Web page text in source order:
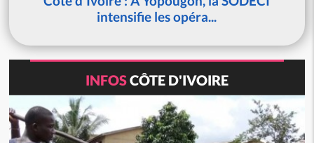
intensifie les opéra...
INFOSCÔTE D'IVOIRE